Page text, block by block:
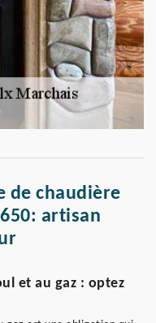
de chaudière
artisan
et au gaz : optez